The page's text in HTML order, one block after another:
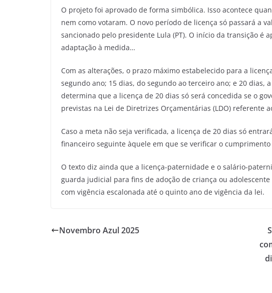
O projeto foi aprovado de forma simbólica. Isso acontece
nem como votaram. O novo período de licença só passará a
sancionado pelo presidente Lula (PT). O início da transição é
adaptação à medida…
Com as alterações, o prazo máximo estabelecido para a
segundo ano; 15 dias, do segundo ao terceiro ano; e 20 dias,
determina que a licença de 20 dias só será concedida se o
previstas na Lei de Diretrizes Orçamentárias (LDO) referente
Caso a meta não seja verificada, a licença de 20 dias só
financeiro seguinte àquele em que se verificar o cumprimento
O texto diz ainda que a licença-paternidade e o salário-
guarda judicial para fins de adoção de criança ou
com vigência escalonada até o quinto ano de vigência da lei.
Novembro Azul 2025